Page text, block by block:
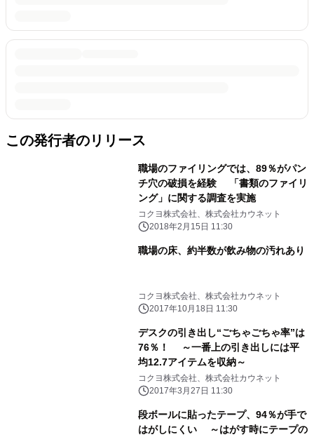
この発行者のリリース
職場のファイリングでは、89％がパン
チ穴の破損を経験 「書類のファイリ
ング」に関する調査を実施
コクヨ株式会社、株式会社カウネット
2018年2月15日 11:30
職場の床、約半数が飲み物の汚れあり
コクヨ株式会社、株式会社カウネット
2017年10月18日 11:30
デスクの引き出し“ごちゃごちゃ率”は
76％！ ～一番上の引き出しには平
均12.7アイテムを収納～
コクヨ株式会社、株式会社カウネット
2017年3月27日 11:30
段ボールに貼ったテープ、94％が手で
はがしにくい ～はがす時にテープの